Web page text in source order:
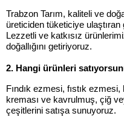
Trabzon Tarım, kaliteli ve
üreticiden tüketiciye
Lezzetli ve katkısız
doğallığını getiriyoruz.
2. Hangi ürünleri
Fındık ezmesi, fıstık
kreması ve kavrulmuş, çiğ
çeşitlerini satışa sunuyoruz.